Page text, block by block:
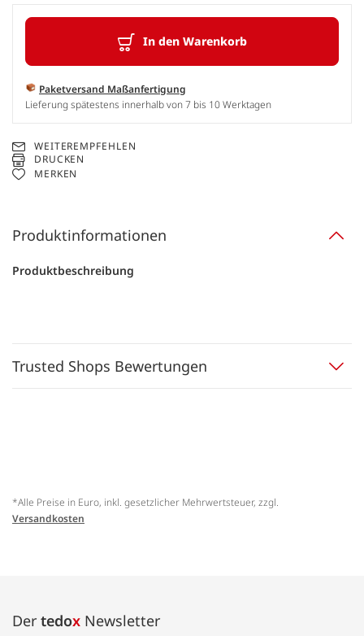
In den Warenkorb
Paketversand Maßanfertigung
Lieferung spätestens innerhalb von 7 bis 10 Werktagen
WEITEREMPFEHLEN
DRUCKEN
MERKEN
Produktinformationen
Produktbeschreibung
Trusted Shops Bewertungen
*Alle Preise in Euro, inkl. gesetzlicher Mehrwertsteuer, zzgl.
Versandkosten
Der tedox Newsletter